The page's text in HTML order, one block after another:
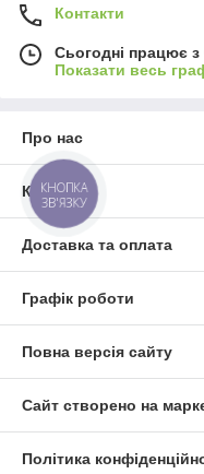
Контакти
Сьогодні працює
Показати весь
Про нас
Контакти
Доставка та оплата
Графік роботи
Повна версія сайту
Сайт створено на
Політика
КНОПКА
ЗВ'ЯЗКУ